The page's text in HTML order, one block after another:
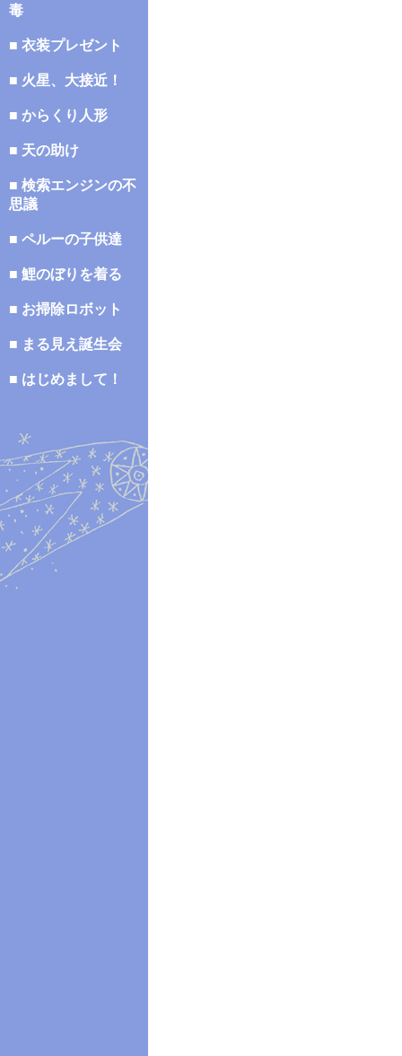
毒
■ 衣装プレゼント
■ 火星、大接近！
■ からくり人形
■ 天の助け
■ 検索エンジンの不
思議
■ ペルーの子供達
■ 鯉のぼりを着る
■ お掃除ロボット
■ まる見え誕生会
■ はじめまして！